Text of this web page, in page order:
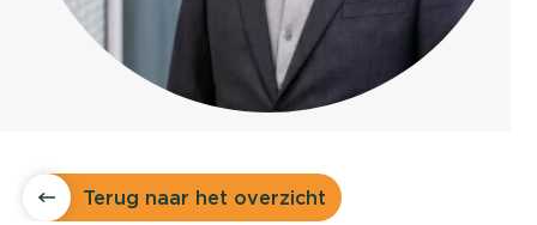
Terug naar het overzicht